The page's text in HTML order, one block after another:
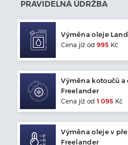
PRAVIDELNÁ ÚDRŽBA
Výměna oleje
Cena jíž od 995 Kč
Výměna kotoučů a
Freelander
Cena jíž od 1 095 Kč
Výměna oleje v
Freelander